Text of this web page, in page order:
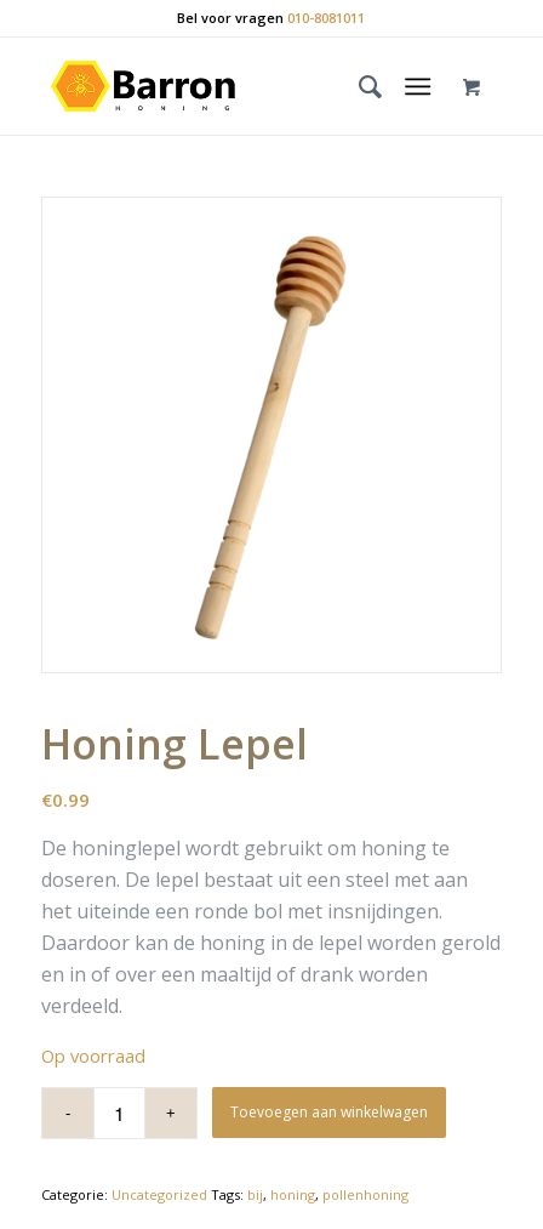
Bel voor vragen010-8081011
Honing Lepel
€0.99
De honinglepel wordt gebruikt om honing te
doseren. De lepel bestaat uit een steel met aan
het uiteinde een ronde bol met insnijdingen.
Daardoor kan de honing in de lepel worden gerold
en in of over een maaltijd of drank worden
verdeeld.
Op voorraad
Toevoegen aan winkelwagen
Categorie: Uncategorized Tags: bij, honing, pollenhoning